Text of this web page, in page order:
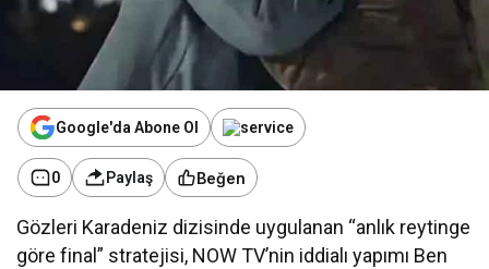
Google'da Abone Ol
0 Paylaş Beğen
Gözleri Karadeniz dizisinde uygulanan “anlık reytinge
göre final” stratejisi, NOW TV’nin iddialı yapımı Ben